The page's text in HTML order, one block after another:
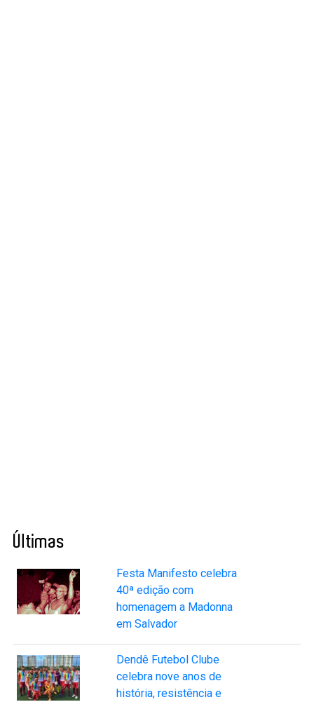
Últimas
Festa Manifesto celebra
40ª edição com
homenagem a Madonna
em Salvador
Dendê Futebol Clube
celebra nove anos de
história, resistência e